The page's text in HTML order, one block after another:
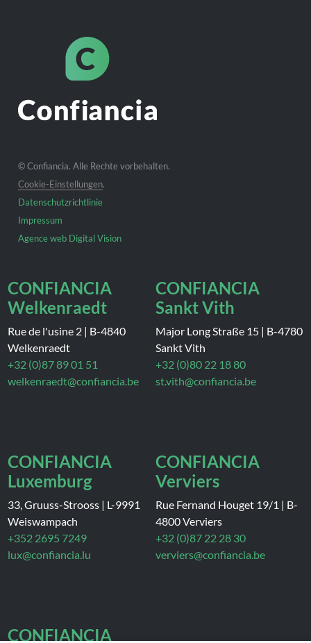
© Confiancia. Alle Rechte vorbehalten.
Cookie-Einstellungen.
Datenschutzrichtlinie
Impressum
Agence web Digital Vision
CONFIANCIA
Welkenraedt
Rue de l'usine 2 | B-4840
Welkenraedt
+32 (0)87 89 01 51
welkenraedt@confiancia.be
CONFIANCIA
Sankt Vith
Major Long Straße 15 | B-4780
Sankt Vith
+32 (0)80 22 18 80
st.vith@confiancia.be
CONFIANCIA
Luxemburg
33, Gruuss-Strooss | L-9991
Weiswampach
+352 2695 7249
lux@confiancia.lu
CONFIANCIA
Verviers
Rue Fernand Houget 19/1 | B-
4800 Verviers
+32 (0)87 22 28 30
verviers@confiancia.be
CONFIANCIA